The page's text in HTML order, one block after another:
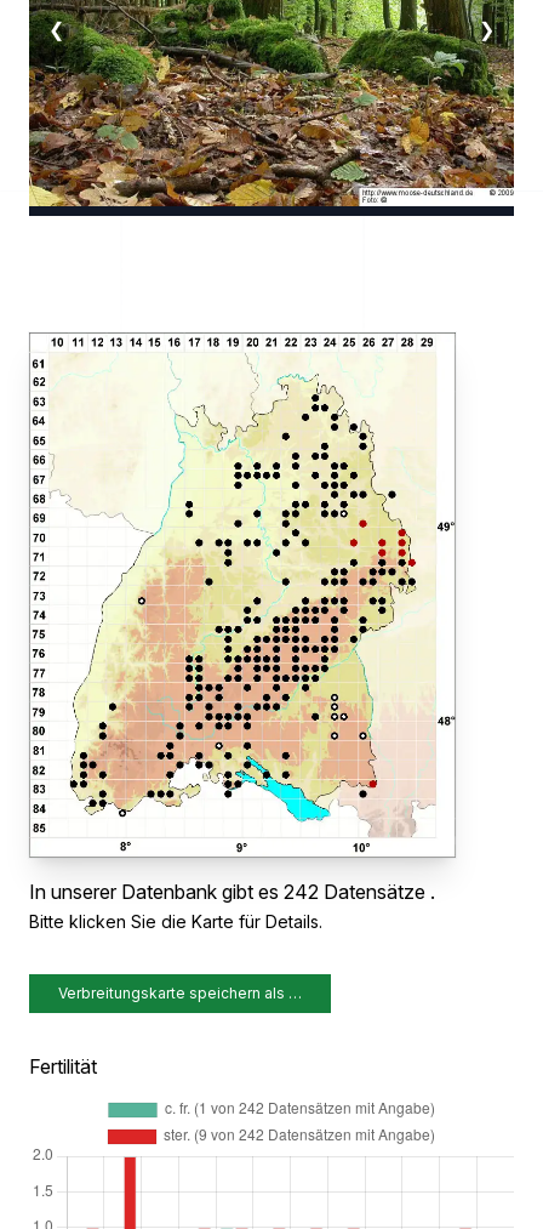
❮ ❯
In unserer Datenbank gibt es 242 Datensätze .
Bitte klicken Sie die Karte für Details.
Verbreitungskarte speichern als …
Fertilität